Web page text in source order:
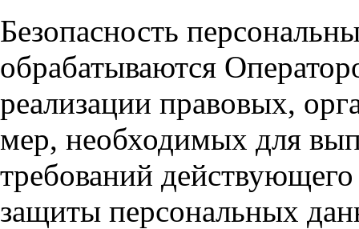
Безопасность
обрабатываются
реализации правовых,
мер, необходимых для
требований действующего
защиты персональных